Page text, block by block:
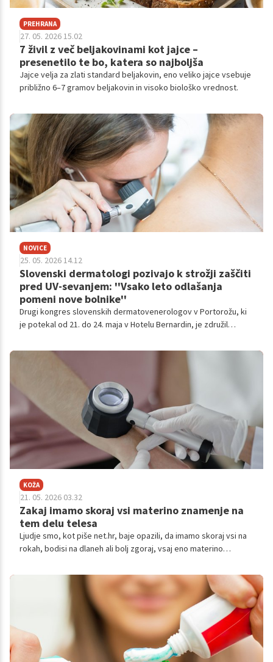
PREHRANA
27. 05. 2026 15.02
7 živil z več beljakovinami kot jajce –
presenetilo te bo, katera so najboljša
Jajce velja za zlati standard beljakovin, eno veliko jajce vsebuje
približno 6–7 gramov beljakovin in visoko biološko vrednost.
NOVICE
25. 05. 2026 14.12
Slovenski dermatologi pozivajo k strožji zaščiti
pred UV-sevanjem: ''Vsako leto odlašanja
pomeni nove bolnike''
Drugi kongres slovenskih dermatovenerologov v Portorožu, ki
je potekal od 21. do 24. maja v Hotelu Bernardin, je združil
raku ter potrebo po strožjem urejanju zaščite delavcev na
prostem pred nevarnim ultravijoličnim sevanjem. Zaradi
velikega števila tujih udeležencev je celoten program potekal v
KOŽA
21. 05. 2026 03.32
Zakaj imamo skoraj vsi materino znamenje na
tem delu telesa
Ljudje smo, kot piše net.hr, baje opazili, da imamo skoraj vsi na
rokah, bodisi na dlaneh ali bolj zgoraj, vsaj eno materino
telesa? Razlog je zelo preprost.